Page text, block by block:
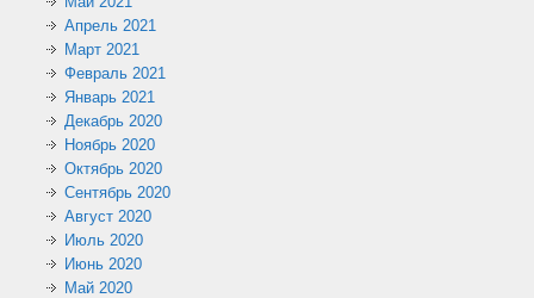
Апрель 2021
Март 2021
Февраль 2021
Январь 2021
Декабрь 2020
Ноябрь 2020
Октябрь 2020
Сентябрь 2020
Август 2020
Июль 2020
Июнь 2020
Май 2020